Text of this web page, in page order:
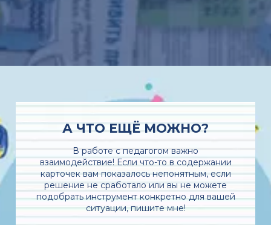
А ЧТО ЕЩЁ МОЖНО?
В работе с педагогом важно
взаимодействие! Если что-то в содержании
карточек вам показалось непонятным, если
решение не сработало или вы не можете
подобрать инструмент конкретно для вашей
ситуации, пишите мне!